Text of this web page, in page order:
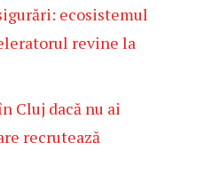
ecosistemul
revine la
Cluj dacă nu ai
recrutează